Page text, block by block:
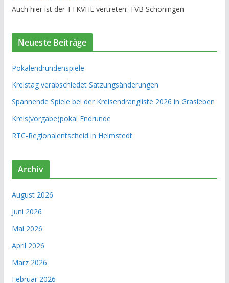
Auch hier ist der TTKVHE vertreten: TVB Schöningen
Neueste Beiträge
Pokalendrundenspiele
Kreistag verabschiedet Satzungsänderungen
Spannende Spiele bei der Kreisendrangliste 2026 in Grasleben
Kreis(vorgabe)pokal Endrunde
RTC-Regionalentscheid in Helmstedt
Archiv
August 2026
Juni 2026
Mai 2026
April 2026
März 2026
Februar 2026